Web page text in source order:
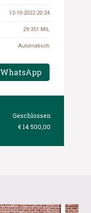
12-10-2022 20:24
29.351 MIL
Automatisch
WhatsApp
Geschlossen
€ 14 500,00